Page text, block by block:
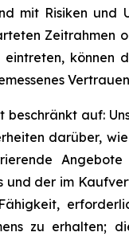
mit Risiken und
beschränkt auf:
darüber,
der im
zu erhalten;